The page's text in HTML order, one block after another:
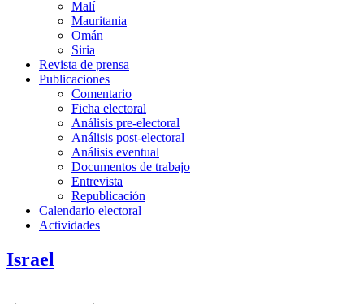
Malí
Mauritania
Omán
Siria
Revista de prensa
Publicaciones
Comentario
Ficha electoral
Análisis pre-electoral
Análisis post-electoral
Análisis eventual
Documentos de trabajo
Entrevista
Republicación
Calendario electoral
Actividades
Israel